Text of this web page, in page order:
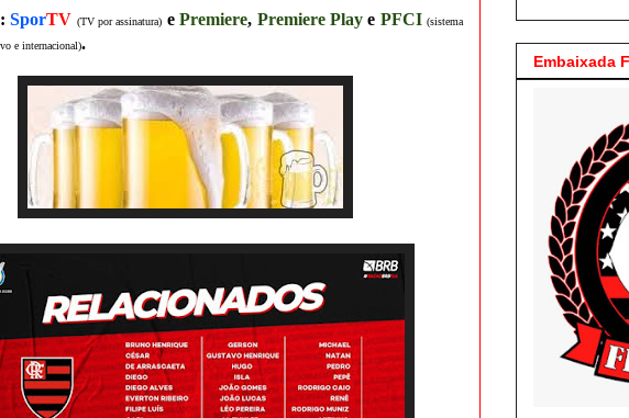
SporTV (TV por assinatura) ePremiere, Premiere Playe PFCI (sistema
e internacional).
Embaixada